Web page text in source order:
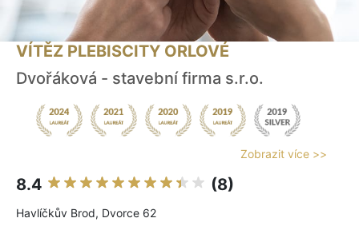
VÍTĚZ PLEBISCITY ORLOVÉ
Dvořáková - stavební firma s.r.o.
Zobrazit více >>
8.4 (8)
Havlíčkův Brod, Dvorce 62